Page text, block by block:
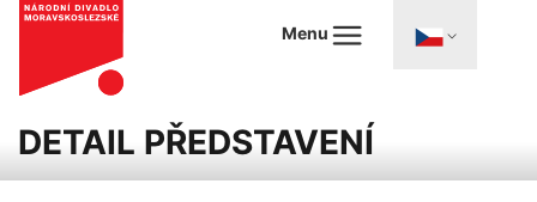
Menu
DETAIL PŘEDSTAVENÍ